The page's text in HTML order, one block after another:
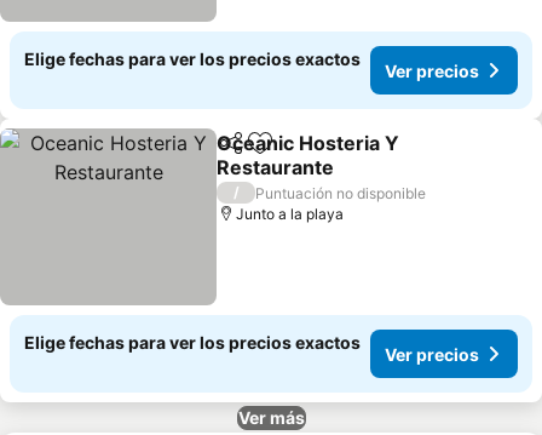
Elige fechas para ver los precios exactos
Ver precios
CompartirAgregar a favoritos
Oceanic Hosteria Y
Restaurante
/
Puntuación no disponible
Junto a la playa
Elige fechas para ver los precios exactos
Ver precios
Ver más